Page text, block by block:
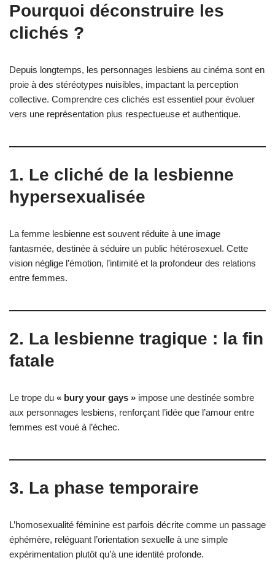
Pourquoi déconstruire les
clichés ?
Depuis longtemps, les personnages lesbiens au cinéma sont en
proie à des stéréotypes nuisibles, impactant la perception
collective. Comprendre ces clichés est essentiel pour évoluer
vers une représentation plus respectueuse et authentique.
1. Le cliché de la lesbienne
hypersexualisée
La femme lesbienne est souvent réduite à une image
fantasmée, destinée à séduire un public hétérosexuel. Cette
vision néglige l’émotion, l’intimité et la profondeur des relations
entre femmes.
2. La lesbienne tragique : la fin
fatale
Le trope du « bury your gays » impose une destinée sombre
aux personnages lesbiens, renforçant l’idée que l’amour entre
femmes est voué à l’échec.
3. La phase temporaire
L’homosexualité féminine est parfois décrite comme un passage
éphémère, reléguant l’orientation sexuelle à une simple
expérimentation plutôt qu’à une identité profonde.